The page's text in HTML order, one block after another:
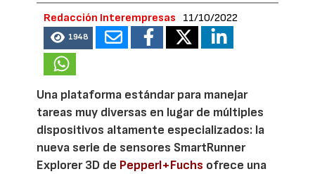
Redacción Interempresas 11/10/2022
1948
Una plataforma estándar para manejar
tareas muy diversas en lugar de múltiples
dispositivos altamente especializados: la
nueva serie de sensores SmartRunner
Explorer 3D de Pepperl+Fuchs ofrece una